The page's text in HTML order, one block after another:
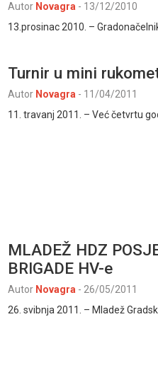
Autor Novagra - 13/12/2010
13.prosinac 2010. –
Turnir u mini
Autor Novagra - 11/04/2011
11. travanj 2011. – Već četvrtu
MLADEŽ HDZ
BRIGADE HV-e
Autor Novagra - 26/05/2011
26. svibnja 2011. – Mladež